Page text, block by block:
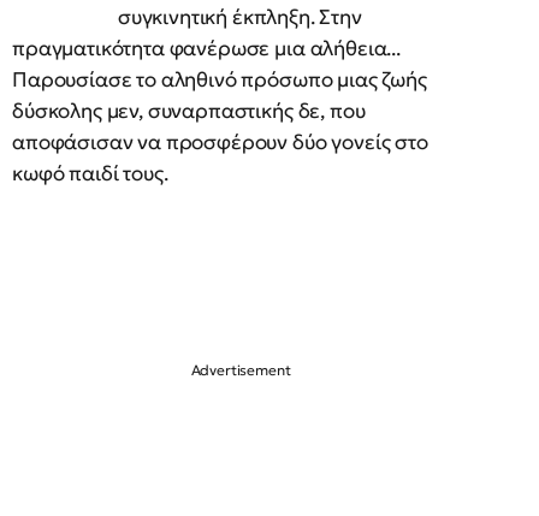
συγκινητική έκπληξη. Στην
πραγματικότητα φανέρωσε μια αλήθεια...
Παρουσίασε το αληθινό πρόσωπο μιας ζωής
δύσκολης μεν, συναρπαστικής δε, που
αποφάσισαν να προσφέρουν δύο γονείς στο
κωφό παιδί τους.